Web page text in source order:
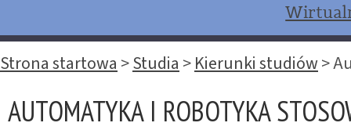
Strona startowa >Studia >Kierunki studiów>
AUTOMATYKA I ROBOTYKA